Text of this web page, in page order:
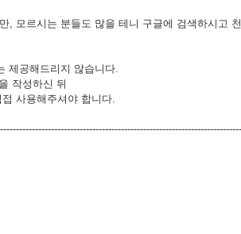
, 모르시는 분들도 많을 테니 구글에 검색하시고
제공해드리지 않습니다.
작성하신 뒤
사용해주셔야 합니다.